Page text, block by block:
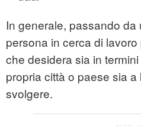
In generale, passando
persona in cerca di
che desidera sia in
propria città o paese sia
svolgere.